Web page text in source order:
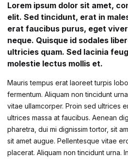
Lorem ipsum dolor sit amet,
elit. Sed tincidunt, erat in
erat faucibus purus, eget
neque. Quisque id sodales
ultricies quam. Sed lacinia
molestie lectus mollis et.
Mauris tempus erat laoreet turpis
fermentum. Aliquam non tincidunt
vitae ullamcorper. Proin sed ultrices
ultrices massa at faucibus. Aenean
pharetra, dui mi dignissim tortor, sit
sit amet augue. Pellentesque vitae
placerat. Aliquam non tincidunt urna.